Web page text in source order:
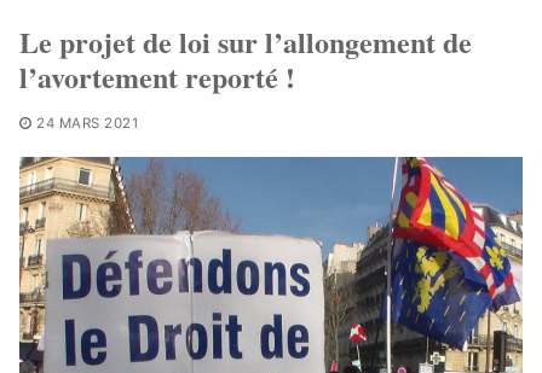
Le projet de loi sur l’allongement de
l’avortement reporté !
24 MARS 2021